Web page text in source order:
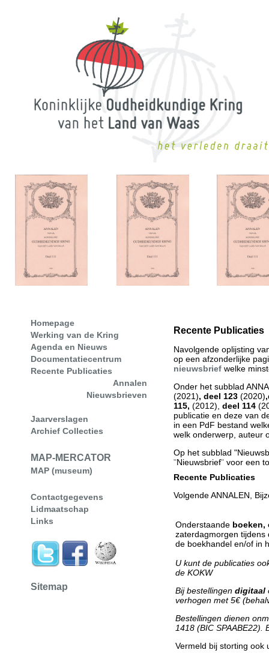
Homepage
Werking van de Kring
Agenda en Nieuws
Documentatiecentrum
Recente Publicaties
Annalen
Nieuwsbrieven
Jaarverslagen
Archief Collecties
MAP-MERCATOR
MAP (museum)
Contactgegevens
Lidmaatschap
Links
Sitemap
Recente Publicaties
Navolgende oplijsting
op een afzonderlijke
nieuwsbriefwelke
Onder het subblad
(2021), deel 123 (2020),
115, (2012), deel 114
publicatie en deze van
in een PdF bestand
welk onderwerp, auteur
Op het subblad
"Nieuwsbrief"voor een
Recente Publicaties
Volgende ANNALEN,
Onderstaande boeken,
zaterdagmorgen tijdens
de boekhandel en/of in
U kunt de publicaties
de KOKW
Bij bestellingen digitaal
verhogen met 5€
Bestellingen dienen
1418 (BIC SPAABE22).
Vermeld bij storting ook